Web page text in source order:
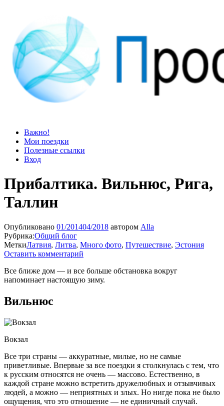
Просто блог
Мир удивительней, чем кажется
Важно!
Мои поездки
Полезные ссылки
Вход
Прибалтика. Вильнюс, Рига,
Таллин
Опубликовано 01/201404/2018 автором Alla
Рубрика:Общий блог
МеткиЛатвия, Литва, Много фото, Путешествие, Эстония
Оставить комментарий
Все ближе дом — и все больше обстановка вокруг
напоминает настоящую зиму.
Вильнюс
Вокзал
Все три страны — аккуратные, милые, но не самые
приветливые. Впервые за все поездки я столкнулась с тем, что
к русским относятся не очень — массово. Естественно, в
каждой стране можно встретить дружелюбных и отзывчивых
людей, а можно — неприятных и злых. Но нигде пока не было
ощущения, что это отношение — не единичный случай.